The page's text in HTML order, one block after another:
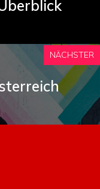
NÄCHSTER